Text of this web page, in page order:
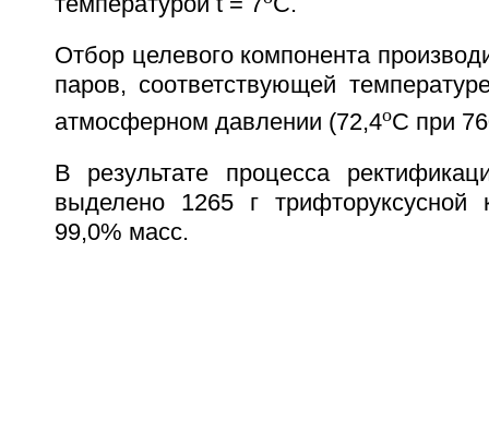
Отбор целевого компонента
паров, соответствующей
атмосферном давлении (72,4oC при
В результате процесса
выделено 1265 г трифторуксусной
99,0% масс.